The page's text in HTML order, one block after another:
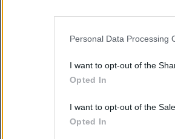
Personal Data Processing
I want to opt-out of the
Opted In
I want to opt-out of the
Opted In